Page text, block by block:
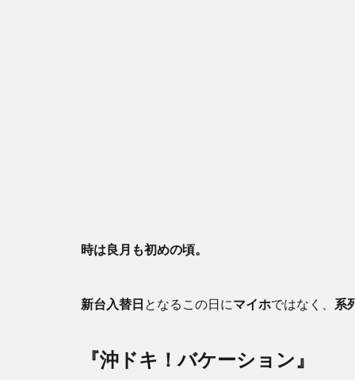
時は良月も初めの頃。
新台入替日 となるこの日にマイホではなく、 系
『沖ドキ！バケーション』